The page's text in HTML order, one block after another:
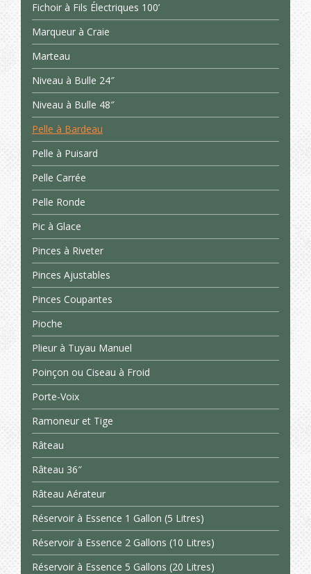
Fichoir à Fils Électriques 100’
Marqueur à Craie
Marteau
Niveau à Bulle 24″
Niveau à Bulle 48″
Pelle à Bardeau
Pelle à Puisard
Pelle Carrée
Pelle Ronde
Pic à Glace
Pinces à Riveter
Pinces Ajustables
Pinces Coupantes
Pioche
Plieur à Tuyau Manuel
Poinçon ou Ciseau à Froid
Porte-Voix
Ramoneur et Tige
Râteau
Râteau 36″
Râteau Aérateur
Réservoir à Essence 1 Gallon (5 Litres)
Réservoir à Essence 2 Gallons (10 Litres)
Réservoir à Essence 5 Gallons (20 Litres)